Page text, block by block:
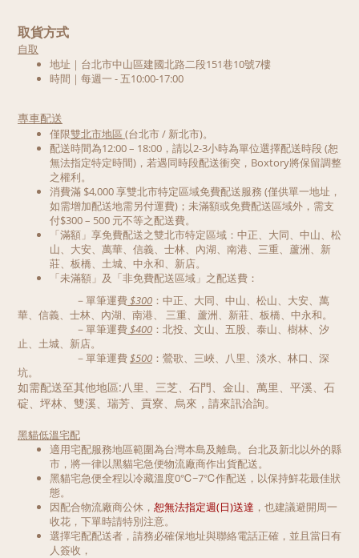
取貨方式
自取
地址｜台北市中山區建國北路二段151巷10號7樓
時間｜每週一 - 五10:00-17:00
專車配送
僅限雙北市地區 (台北市 / 新北市)。
配送時間為12:00 – 18:00，請以2-3小時為單位選擇配送時段 (恕
無法指定特定時間)，若遇同時段配送衝突，Boxtory將保留調整
之權利。
消費滿 $4,000 享雙北市特定區域免費配送服務 (僅供單一地址，
如需增加配送地需另付運費)；未滿額或免費配送區域外，需支
付$300 – 500 元不等之配送費。
「滿額」享免費配送之雙北市特定區域：中正、大同、中山、松
山、大安、萬華、信義、士林、內湖、南港、三重、蘆洲、新
莊、板橋、土城、中永和、新店。
「未滿額」及「非免費配送區域」之配送費：
－單筆運費$300 ： 中正、大同、中山、松山、大安、萬
華、信義、士林、內湖、南港、
三重、蘆洲、新莊、板橋、中永和。
－單筆運費$400 ：北投、文山、五股、泰山、樹林、汐
止、土城、新店。
－單筆運費$500 ：鶯歌、三峽、八里、淡水、林口、深
坑。
如需配送至其他地區:八里、三芝、石門、金山、萬里、平溪、石
碇、坪林、雙溪、瑞芳、貢寮、烏來，請來訊洽詢。
黑貓低溫宅配
適用宅配服務地區範圍為台灣本島及離島。台北及新北以外的縣
市，將一律以黑貓宅急便物流廠商作出貨配送。
黑貓宅急便全程以冷藏溫度0℃~7℃作配送，以保持鮮花最佳狀
態。
因配合物流廠商公休， 恕無法指定週(日)送達 ，也建議避開周一
收花，下單時請特別注意。
選擇宅配配送者，請務必確保地址與聯絡電話正確，並且當日有
人簽收，